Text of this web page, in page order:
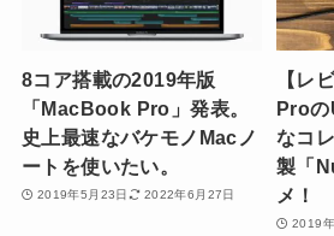
8コア搭載の2019年版
「MacBook Pro」発表。
史上最速なバケモノMacノ
ートを使いたい。
2019年5月23日 2022年6月27日
【レ
Proの
なコ
製「
メ！
2019